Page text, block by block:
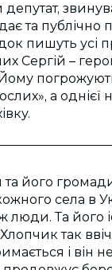
депутат,
та публічно
пишуть усі
Сергій –
а однієї
та його
села в
люди. Та його
так
і він